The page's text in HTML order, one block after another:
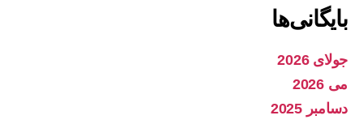
بایگانی‌ها
جولای 2026
می 2026
دسامبر 2025